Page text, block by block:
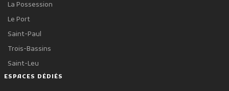
La Possession
Le Port
Saint-Paul
Trois-Bassins
Saint-Leu
ESPACES DÉDIÉS